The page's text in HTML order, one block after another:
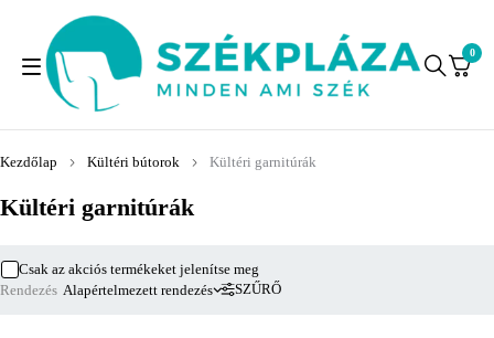
0
Kültéri garnitúrák
Kezdőlap Kültéri bútorok Kültéri garnitúrák
SZŰRŐ
Csak az akciós termékeket jelenítse meg
Rendezés Alapértelmezett rendezés